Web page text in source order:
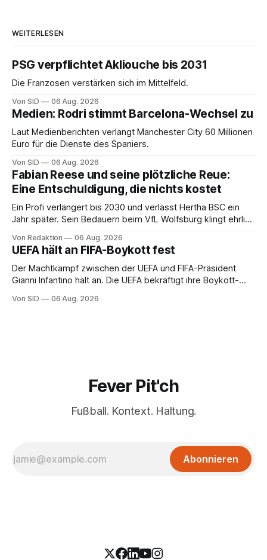
WEITERLESEN
PSG verpflichtet Akliouche bis 2031
Die Franzosen verstärken sich im Mittelfeld.
Von SID 06 Aug. 2026
Medien: Rodri stimmt Barcelona-Wechsel zu
Laut Medienberichten verlangt Manchester City 60 Millionen
Euro für die Dienste des Spaniers.
Von SID 06 Aug. 2026
Fabian Reese und seine plötzliche Reue:
Eine Entschuldigung, die nichts kostet
Ein Profi verlängert bis 2030 und verlässt Hertha BSC ein
Jahr später. Sein Bedauern beim VfL Wolfsburg klingt ehrlich
Von Redaktion 06 Aug. 2026
UEFA hält an FIFA-Boykott fest
Der Machtkampf zwischen der UEFA und FIFA-Präsident
Gianni Infantino hält an. Die UEFA bekräftigt ihre Boykott-
Von SID 06 Aug. 2026
Fever Pit'ch
Fußball. Kontext. Haltung.
Abonnieren